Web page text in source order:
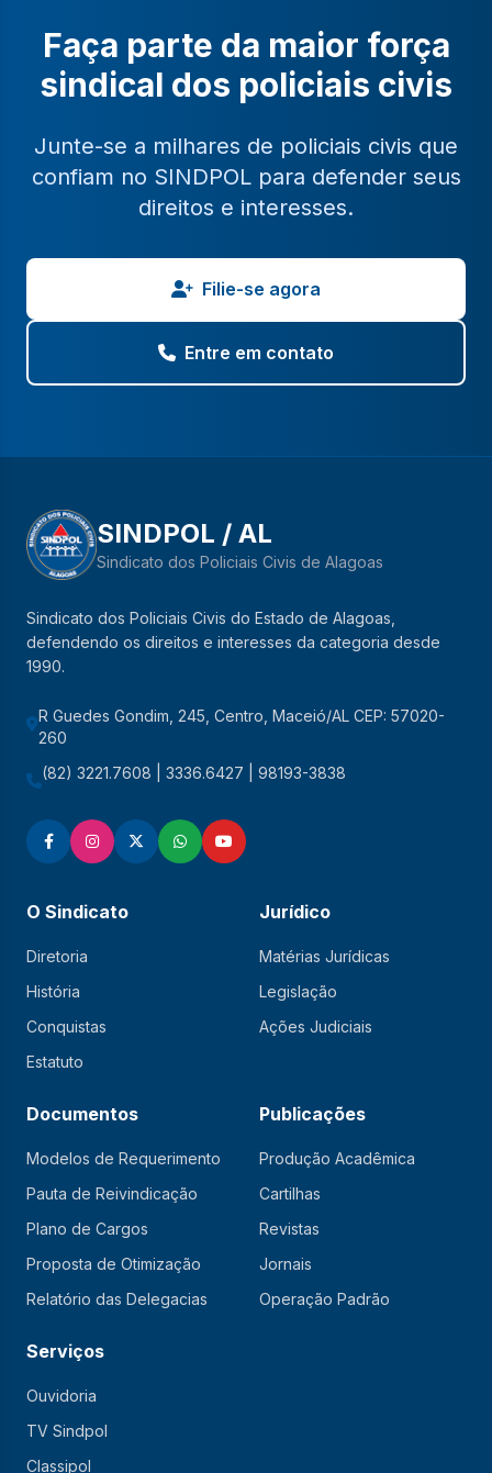
Faça parte da maior força
sindical dos policiais civis
Junte-se a milhares de policiais civis que
confiam no SINDPOL para defender seus
direitos e interesses.
Filie-se agora
Entre em contato
SINDPOL / AL
Sindicato dos Policiais Civis de Alagoas
Sindicato dos Policiais Civis do Estado de Alagoas,
defendendo os direitos e interesses da categoria desde
1990.
R Guedes Gondim, 245, Centro, Maceió/AL CEP: 57020-
260
(82) 3221.7608 | 3336.6427 | 98193-3838
O Sindicato
Diretoria
História
Conquistas
Estatuto
Jurídico
Matérias Jurídicas
Legislação
Ações Judiciais
Documentos
Modelos de Requerimento
Pauta de Reivindicação
Plano de Cargos
Proposta de Otimização
Relatório das Delegacias
Publicações
Produção Acadêmica
Cartilhas
Revistas
Jornais
Operação Padrão
Serviços
Ouvidoria
TV Sindpol
Classipol